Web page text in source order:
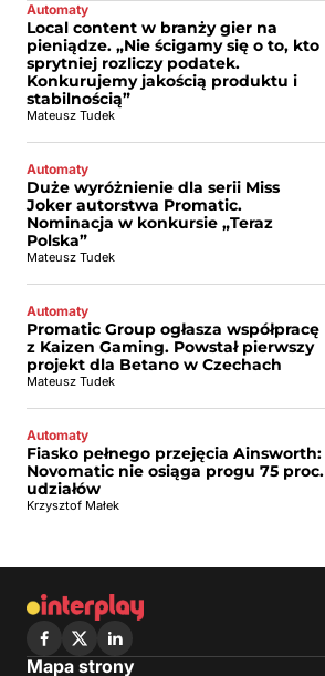
Automaty
Local content w branży gier na
pieniądze. „Nie ścigamy się o to, kto
sprytniej rozliczy podatek.
Konkurujemy jakością produktu i
stabilnością”
Mateusz Tudek
Automaty
Duże wyróżnienie dla serii Miss
Joker autorstwa Promatic.
Nominacja w konkursie „Teraz
Polska”
Mateusz Tudek
Automaty
Promatic Group ogłasza współpracę
z Kaizen Gaming. Powstał pierwszy
projekt dla Betano w Czechach
Mateusz Tudek
Automaty
Fiasko pełnego przejęcia Ainsworth:
Novomatic nie osiąga progu 75 proc.
udziałów
Krzysztof Małek
Mapa strony